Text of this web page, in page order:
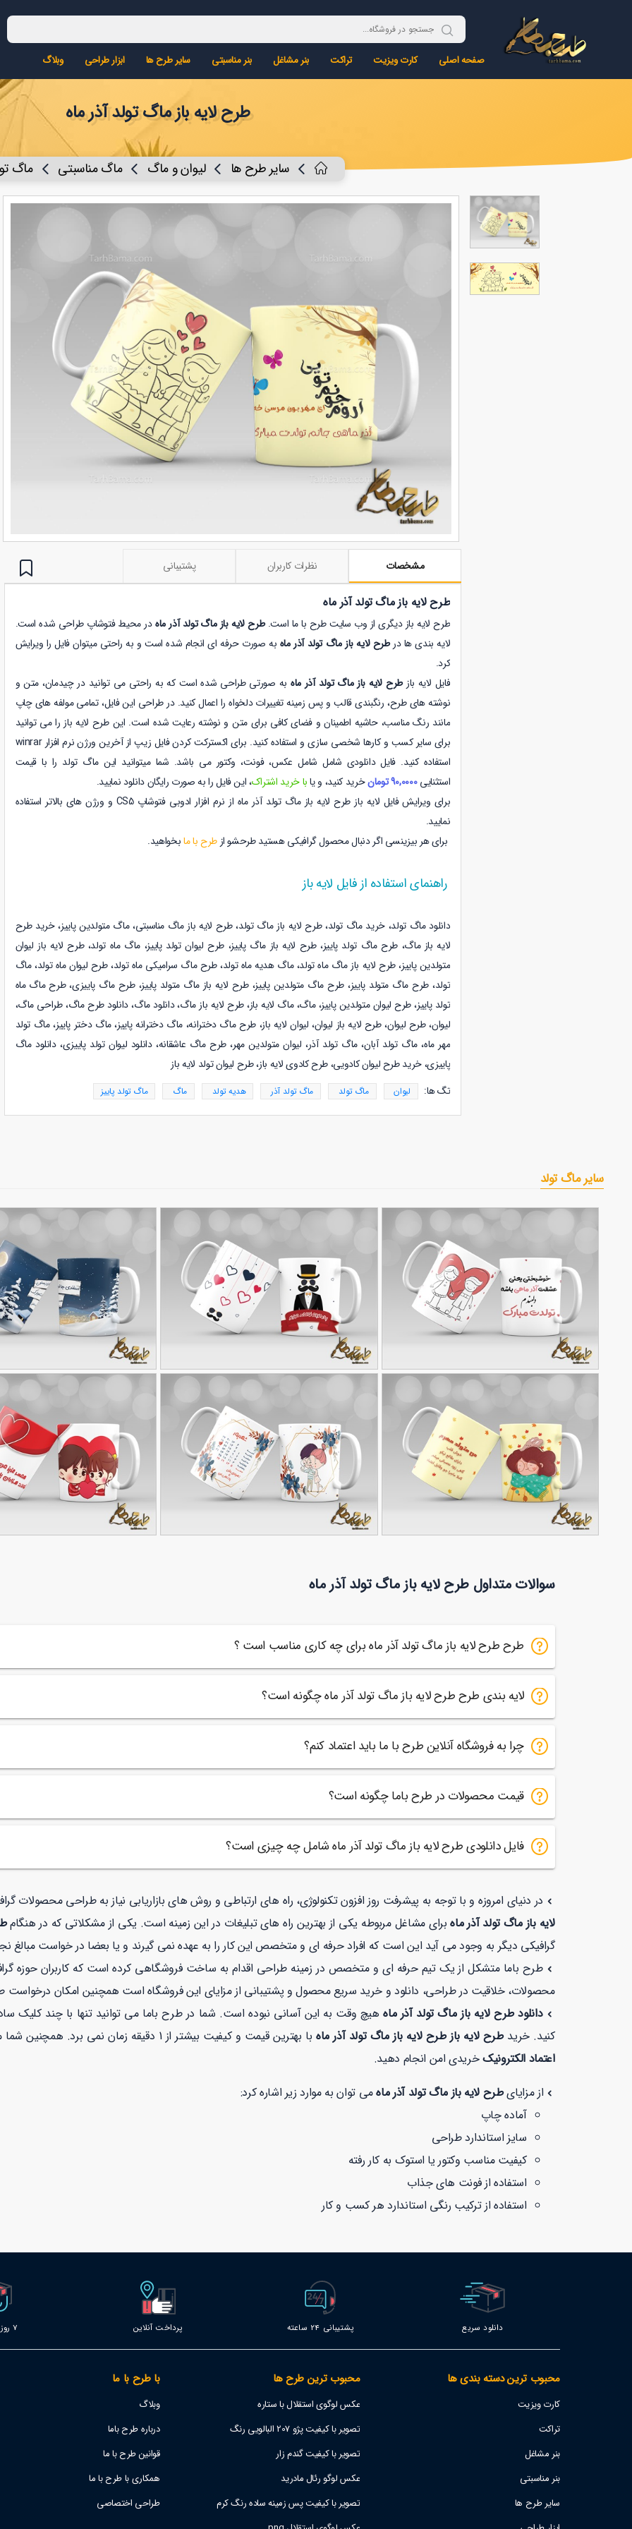
صفحه اصلی کارت ویزیت تراکت بنر مشاغل بنر مناسبتی سایر طرح ها ابزار طراحی وبلاگ
طرح لایه باز ماگ تولد آذر ماه
سایر طرح ها لیوان و ماگ ماگ مناسبتی ماگ
مشخصات نظرات کاربران پشتیبانی
طرح لایه باز ماگ تولد آذر ماه
طرح لایه باز دیگری از وب سایت طرح با ما است.طرح لایه باز ماگ تولد آذر ماهدر محیط فتوشاپ طراحی شده است.
لایه بندی ها درطرح لایه باز ماگ تولد آذر ماه به صورت حرفه ای انجام شده است و به راحتی میتوان فایل را ویرایش
کرد.
فایل لایه بازطرح لایه باز ماگ تولد آذر ماه به صورتی طراحی شده است که به راحتی می توانید در چیدمان، متن و
نوشته های طرح، رنگبندی قالب و پس زمینه تغییرات دلخواه را اعمال کنید. در طراحی این فایل، تمامی مولفه های چاپ
مانند رنگ مناسب، حاشیه اطمینان و فضای کافی برای متن و نوشته رعایت شده است. این طرح لایه باز را می توانید
برای سایر کسب و کارها شخصی سازی و استفاده کنید. برای اکسترکت کردن فایل زیپ از آخرین ورژن نرم افزار winrar
استفاده کنید. فایل دانلودی شامل شامل عکس، فونت، وکتور می باشد. شما میتوانید این ماگ تولد را با قیمت
استثنایی90,0000 تومان خرید کنید، و یاباخرید اشتراک،این فایل را به صورت رایگان دانلود نمایید.
برای ویرایش فایل لایه باز طرح لایه باز ماگ تولد آذر ماه
از نرم افزار ادوبی فتوشاپ CS5 و ورژن های بالاتر استفاده
نمایید.
برای هر بیزینسی اگر دنبال محصول گرافیکی هستید طرحشو از طرح با مابخواهید.
راهنمای استفاده از فایل لایه باز
دانلود ماگ تولد، خرید ماگ تولد، طرح لایه باز ماگ تولد،طرح لایه باز ماگ مناسبتی،ماگ متولدین پاییز، خرید طرح
لایه باز ماگ، طرح ماگ تولدپاییز، طرح لایه باز ماگپاییز، طرح لیوان تولدپاییز، ماگ ماه تولد، طرح لایه باز لیوان
متولدینپاییز، طرح لایه باز ماگ ماه تولد، ماگ هدیه ماه تولد، طرح ماگ سرامیکی ماه تولد، طرح لیوان ماه تولد، ماگ
تولد، طرح ماگ متولدپاییز، طرح ماگ متولدینپاییز، طرح لایه باز ماگ متولدپاییز، طرح ماگپاییزی، طرح ماگ ماه
تولدپاییز، طرح لیوان متولدینپاییز، ماگ، ماگ لایه باز، طرح لایه باز ماگ، دانلود ماگ، دانلود طرح ماگ، طراحی ماگ،
لیوان، طرح لیوان، طرح لایه باز لیوان، لیوان لایه باز، طرح ماگ دخترانه، ماگ دخترانهپاییز، ماگ دختر پاییز، ماگ تولد
مهر ماه، ماگ تولد آبان، ماگ تولد آذر، لیوان متولدین مهر، طرح ماگ عاشقانه، دانلود لیوان تولد پاییزی، دانلود ماگ
پاییزی، خرید طرح لیوان کادویی، طرح کادوی لایه باز، طرح لیوان تولد لایه باز
تگ ها:
لیوان ماگ تولد ماگ تولد آذر هدیه تولد ماگ ماگ تولد پاییز
سایر ماگ تولد
90,000
90,000
120
سوالات متداول طرح لایه باز ماگ تولد آذر ماه
طرح طرح لایه باز ماگ تولد آذر ماه برای چه کاری مناسب است ؟
لایه بندی طرح طرح لایه باز ماگ تولد آذر ماه چگونه است؟
چرا به فروشگاه آنلاین طرح با ما باید اعتماد کنم؟
قیمت محصولات در طرح باما چگونه است؟
فایل دانلودی طرح لایه باز ماگ تولد آذر ماه شامل چه چیزی است؟
در دنیای امروزه و با توجه به پیشرفت روز افزون تکنولوژی، راه های ارتباطی و روش های بازاریابی نیاز به طراحی محصولات
لایه باز ماگ تولد آذر ماهبرای مشاغل مربوطه یکی از بهترین راه های تبلیغات در این زمینه است. یکی از مشکلاتی که در هنگام
گرافیکی دیگر به وجود می آید این است که افراد حرفه ای و متخصص این کار را به عهده نمی گیرند و یا بعضا در خواست مبالغ
طرح باما متشکل از یک تیم حرفه ای و متخصص در زمینه طراحی اقدام به ساخت فروشگاهی کرده است که کاربران حوزه
محصولات، خلاقیت در طراحی، دانلود و خرید سریع محصول و پشتیبانی از مزایای این فروشگاه است همچنین امکان
دانلود طرح لایه باز ماگ تولد آذر ماه هیچ وقت به این آسانی نبوده است. شما در طرح باما می توانید تنها با چند کلیک
کنید. خریدطرح لایه باز طرح لایه باز ماگ تولد آذر ماه با بهترین قیمت و کیفیت بیشتر از 1 دقیقه زمان نمی برد. همچنین شما می توانید در طرح با ما با خیالی راحت با توجه به نماد
اعتماد الکترونیکخریدی امن انجام دهید.
از مزایایطرح لایه باز ماگ تولد آذر ماهمی توان به موارد زیر اشاره کرد:
آماده چاپ
سایز استاندارد طراحی
کیفیت مناسب وکتور یا استوک به کار رفته
استفاده از فونت های جذاب
استفاده از ترکیب رنگی استاندارد هر کسب و کار
دانلود سریع پشتیبانی 24 ساعته پرداخت آنلاین 7 روز خدمات
محبوب ترین دسته بندی ها
کارت ویزیت
تراکت
بنر مشاغل
بنر مناسبتی
سایر طرح ها
محبوب ترین طرح ها
عکس لوگوی استقلال با ستاره
تصویر با کیفیت پژو 207 البالویی رنگ
تصویر با کیفیت گندم زار
عکس لوگو رئال مادرید
تصویر با کیفیت پس زمینه ساده رنگ کرم
با طرح با ما
وبلاگ
درباره طرح باما
قوانین طرح با ما
همکاری با طرح با ما
طراحی اختصاصی